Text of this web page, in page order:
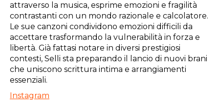
attraverso la musica, esprime emozioni e fragilità
contrastanti con un mondo razionale e calcolatore.
Le sue canzoni condividono emozioni difficili da
accettare trasformando la vulnerabilità in forza e
libertà. Già fattasi notare in diversi prestigiosi
contesti, Selli sta preparando il lancio di nuovi brani
che uniscono scrittura intima e arrangiamenti
essenziali.
Instagram